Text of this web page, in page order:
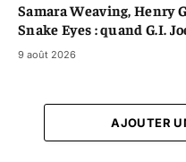
Samara Weaving, Henry
Snake Eyes : quand G.I.
9 août 2026
AJOUTER